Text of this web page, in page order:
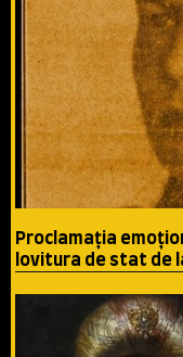
Proclamaţia
lovitura de stat de